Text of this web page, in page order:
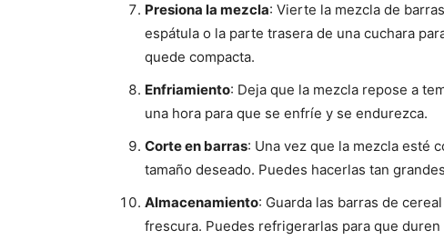
Presiona la mezcla: Vierte la mezcla de
espátula o la parte trasera de una cuchara
quede compacta.
Enfriamiento: Deja que la mezcla repose a
una hora para que se enfríe y se endurezca.
Corte en barras: Una vez que la mezcla esté
tamaño deseado. Puedes hacerlas tan
Almacenamiento: Guarda las barras de
frescura. Puedes refrigerarlas para que duren